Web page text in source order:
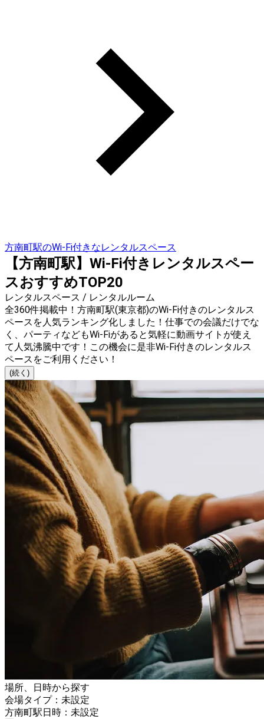
方南町駅のWi-Fi付きなレンタルスペース
【方南町駅】Wi-Fi付きレンタルスペー
スおすすめTOP20
レンタルスペース / レンタルルーム
全360件掲載中！方南町駅(東京都)のWi-Fi付きのレンタルス
ペースを人気ランキング化しました！仕事での会議だけでな
く、パーティなどもWi-Fiがあると気軽に動画サイトが使え
て人気沸騰中です！この機会に是非Wi-Fi付きのレンタルス
ペースをご利用ください！
(続く)
場所、日時から探す
会場タイプ：未設定
方南町駅日時：未設定